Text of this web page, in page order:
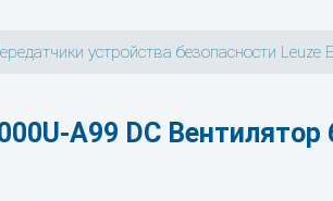
устройства безопасности Leuze
A99 DC Вентилятор